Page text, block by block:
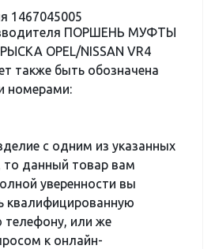
1467045005
ПОРШЕНЬ МУФТЫ
OPEL/NISSAN VR4
также быть обозначена
номерами:
с одним из указанных
то данный товар вам
уверенности вы
квалифицированную
телефону, или же
к онлайн-